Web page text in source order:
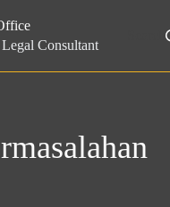
Consultant
Search